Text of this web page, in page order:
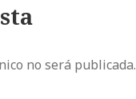
no será publicada.